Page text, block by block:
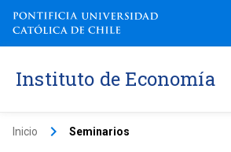
Instituto de Economía
Inicio keyboard_arrow_right Seminarios